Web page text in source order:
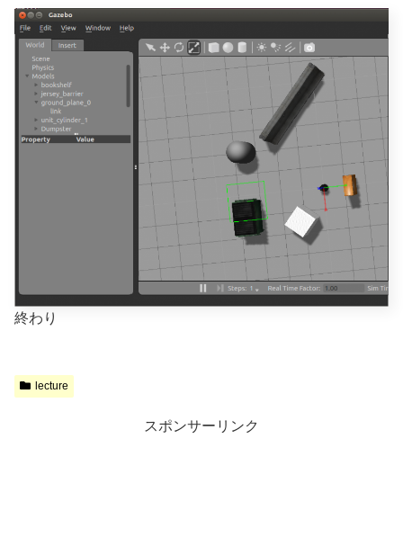
終わり
lecture
スポンサーリンク